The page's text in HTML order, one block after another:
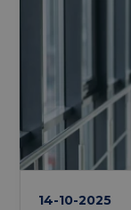
14-10-2025